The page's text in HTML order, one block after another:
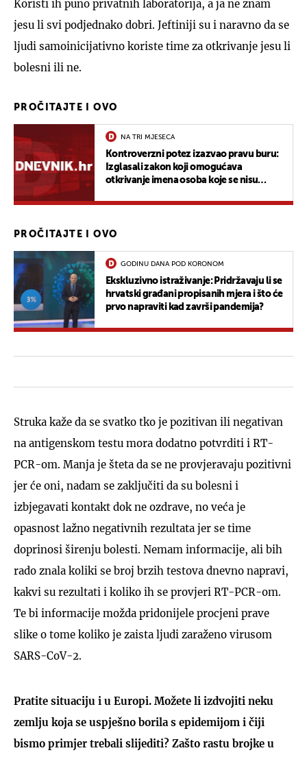
Koristi ih puno privatnih laboratorija, a ja ne znam
jesu li svi podjednako dobri. Jeftiniji su i naravno da se
ljudi samoinicijativno koriste time za otkrivanje jesu li
bolesni ili ne.
PROČITAJTE I OVO
NA TRI MJESECA
Kontroverzni potez izazvao pravu buru:
Izglasali zakon koji omogućava
otkrivanje imena osoba koje se nisu
PROČITAJTE I OVO
GODINU DANA POD KORONOM
Ekskluzivno istraživanje: Pridržavaju li se
hrvatski građani propisanih mjera i što će
prvo napraviti kad završi pandemija?
Struka kaže da se svatko tko je pozitivan ili negativan
na antigenskom testu mora dodatno potvrditi i RT-
PCR-om. Manja je šteta da se ne provjeravaju pozitivni
jer će oni, nadam se zaključiti da su bolesni i
izbjegavati kontakt dok ne ozdrave, no veća je
opasnost lažno negativnih rezultata jer se time
doprinosi širenju bolesti. Nemam informacije, ali bih
rado znala koliki se broj brzih testova dnevno napravi,
kakvi su rezultati i koliko ih se provjeri RT-PCR-om.
Te bi informacije možda pridonijele procjeni prave
slike o tome koliko je zaista ljudi zaraženo virusom
SARS-CoV-2.
Pratite situaciju i u Europi. Možete li izdvojiti neku
zemlju koja se uspješno borila s epidemijom i čiji
bismo primjer trebali slijediti? Zašto rastu brojke u